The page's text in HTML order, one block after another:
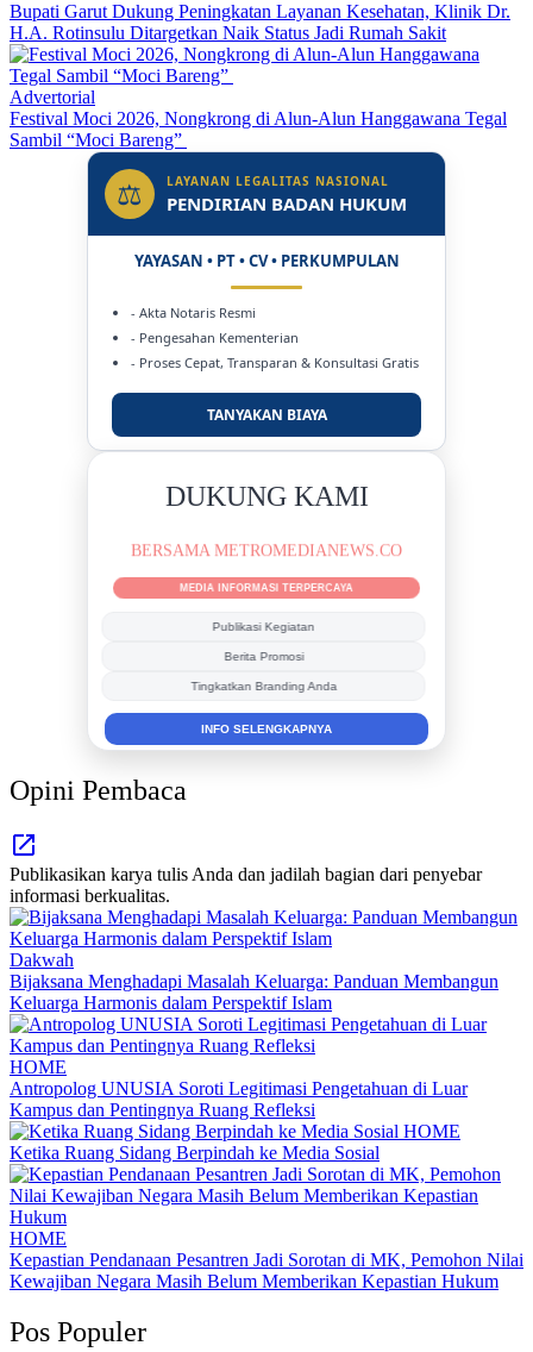
Bupati Garut Dukung Peningkatan Layanan Kesehatan, Klinik Dr.
H.A. Rotinsulu Ditargetkan Naik Status Jadi Rumah Sakit
Advertorial
Festival Moci 2026, Nongkrong di Alun-Alun Hanggawana Tegal
Sambil “Moci Bareng”
⚖ LAYANAN LEGALITAS NASIONAL
PENDIRIAN BADAN HUKUM
YAYASAN • PT • CV • PERKUMPULAN
- Akta Notaris Resmi
- Pengesahan Kementerian
- Proses Cepat, Transparan & Konsultasi Gratis
TANYAKAN BIAYA
DUKUNG KAMI
BERSAMA METROMEDIANEWS.CO
MEDIA INFORMASI TERPERCAYA
Publikasi Kegiatan
Berita Promosi
Tingkatkan Branding Anda
INFO SELENGKAPNYA
Opini Pembaca
Publikasikan karya tulis Anda dan jadilah bagian dari penyebar
informasi berkualitas.
Dakwah
Bijaksana Menghadapi Masalah Keluarga: Panduan Membangun
Keluarga Harmonis dalam Perspektif Islam
HOME
Antropolog UNUSIA Soroti Legitimasi Pengetahuan di Luar
Kampus dan Pentingnya Ruang Refleksi
HOME
Ketika Ruang Sidang Berpindah ke Media Sosial
HOME
Kepastian Pendanaan Pesantren Jadi Sorotan di MK, Pemohon Nilai
Kewajiban Negara Masih Belum Memberikan Kepastian Hukum
Pos Populer